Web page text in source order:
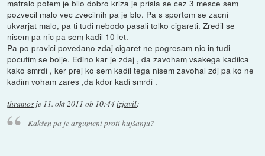
matralo potem je bilo dobro kriza je prisla se cez 3 mesce sem
pozvecil malo vec zvecilnih pa je blo. Pa s sportom se zacni
ukvarjat malo, pa ti tudi nebodo pasali tolko cigareti. Zredil se
nisem pa nic pa sem kadil 10 let.
Pa po pravici povedano zdaj cigaret ne pogresam nic in tudi
pocutim se bolje. Edino kar je zdaj , da zavoham vsakega kadilca
kako smrdi , ker prej ko sem kadil tega nisem zavohal zdj pa ko ne
kadim voham zares ,da kdor kadi smrdi .
thramos je 11. okt 2011 ob 10:44izjavil:
Kakšen pa je argument proti hujšanju?